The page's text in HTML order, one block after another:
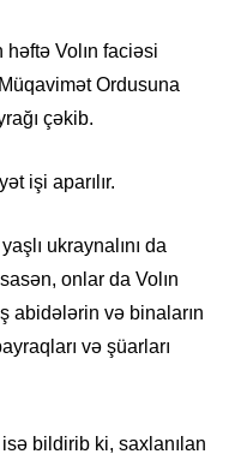
Volın faciəsi
Ordusuna
çəkib.
işi aparılır.
ukraynalını da
onlar da Volın
abidələrin və binaların
və şüarları
bildirib ki, saxlanılan